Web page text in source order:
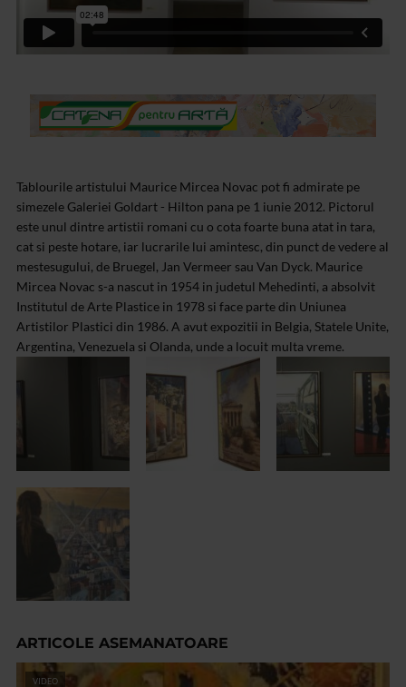
Tablourile artistului Maurice Mircea Novac pot fi admirate pe
simezele Galeriei Goldart - Hilton pana pe 1 iunie 2012. Pictorul
este unul dintre artistii romani cu o cota foarte buna atat in tara,
cat si peste hotare, iar lucrarile lui amintesc, din punct de vedere al
mestesugului, de Bruegel, Jan Vermeer sau Van Dyck. Maurice
Mircea Novac s-a nascut in 1954 in judetul Mehedinti, a absolvit
Institutul de Arte Plastice in 1978 si face parte din Uniunea
Artistilor Plastici din 1986. A avut expozitii in Belgia, Statele Unite,
Argentina, Venezuela si Olanda, unde a locuit multa vreme.
ARTICOLE ASEMANATOARE
VIDEO